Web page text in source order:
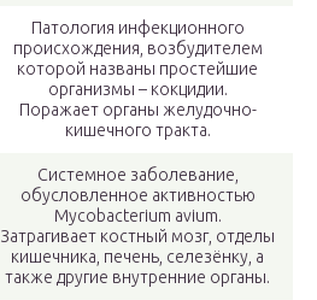
Патология инфекционного
происхождения, возбудителем
которой названы простейшие
организмы – кокцидии.
Поражает органы желудочно-
кишечного тракта.
Системное заболевание,
обусловленное активностью
Mycobacterium avium.
Затрагивает костный мозг, отделы
кишечника, печень, селезёнку, а
также другие внутренние органы.